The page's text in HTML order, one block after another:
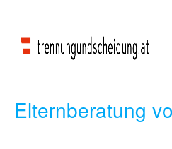
Elternberatung